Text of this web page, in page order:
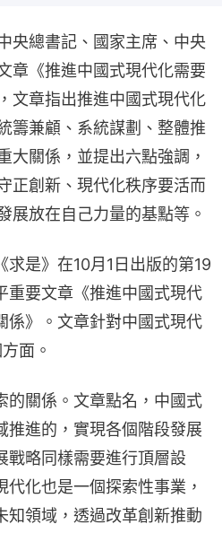
央總書記、國家主席、中央
章《推進中國式現代化需要
文章指出推進中國式現代化
籌兼顧、系統謀劃、整體推
大關係，並提出六點強調，
正創新、現代化秩序要活而
展放在自己力量的基點等。
求是》在10月1日出版的第19
重要文章《推進中國式現代
係》。文章針對中國式現代
面。
的關係。文章點名，中國式
推進的，實現各個階段發展
戰略同樣需要進行頂層設
化也是一個探索性事業，
知領域，透過改革創新推動